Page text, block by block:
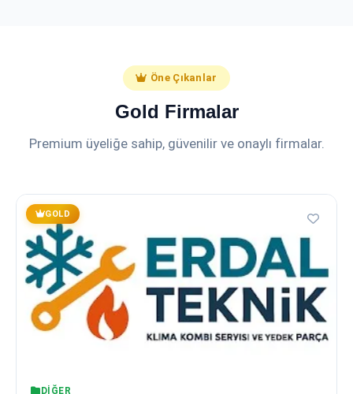
Öne Çıkanlar
Gold Firmalar
Premium üyeliğe sahip, güvenilir ve onaylı firmalar.
GOLD
DIĞER